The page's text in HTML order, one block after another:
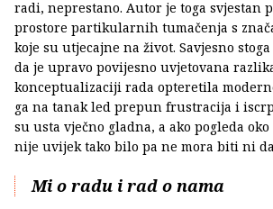
radi, neprestano. Autor je toga svjestan
prostore partikularnih tumačenja s
koje su utjecajne na život. Savjesno
da je upravo povijesno uvjetovana
konceptualizaciji rada opteretila
ga na tanak led prepun frustracija i
su usta vječno gladna, a ako pogleda oko
nije uvijek tako bilo pa ne mora biti ni
Mi o radu i rad o nama